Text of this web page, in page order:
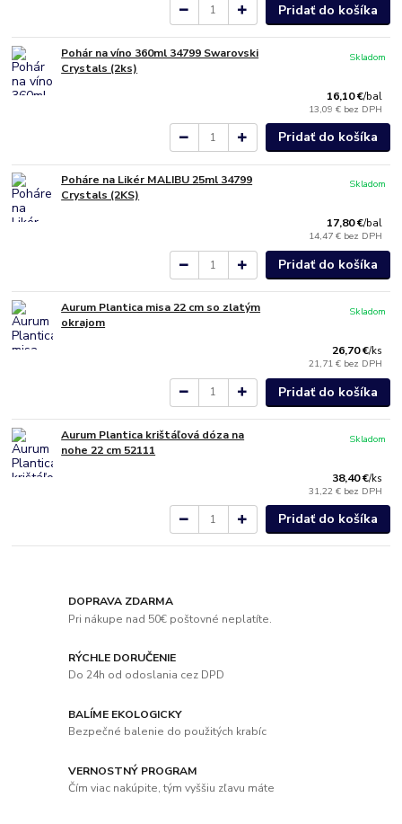
Pridať do košíka
Pohár na víno 360ml 34799 Swarovski
Crystals (2ks)
16,10 €/bal
13,09 € bez DPH
Skladom
Pridať do košíka
Poháre na Likér MALIBU 25ml 34799
Crystals (2KS)
17,80 €/bal
14,47 € bez DPH
Skladom
Pridať do košíka
Aurum Plantica misa 22 cm so zlatým
okrajom
26,70 €/ks
21,71 € bez DPH
Skladom
Pridať do košíka
Aurum Plantica krištáľová dóza na
nohe 22 cm 52111
38,40 €/ks
31,22 € bez DPH
Skladom
Pridať do košíka
DOPRAVA ZDARMA
Pri nákupe nad 50€ poštovné neplatíte.
RÝCHLE DORUČENIE
Do 24h od odoslania cez DPD
BALÍME EKOLOGICKY
Bezpečné balenie do použitých krabíc
VERNOSTNÝ PROGRAM
Čím viac nakúpite, tým vyššiu zľavu máte